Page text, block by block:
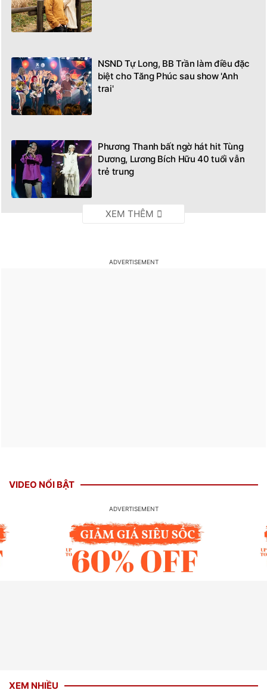
NSND Tự Long, BB Trần làm điều đặc
biệt cho Tăng Phúc sau show 'Anh
trai'
Phương Thanh bất ngờ hát hit Tùng
Dương, Lương Bích Hữu 40 tuổi vẫn
trẻ trung
VIDEO NỔI BẬT
XEM NHIỀU